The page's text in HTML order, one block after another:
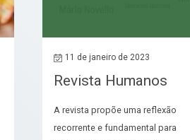
11 de janeiro de 2023
Revista Humanos
A revista propõe uma reflexão
recorrente e fundamental para